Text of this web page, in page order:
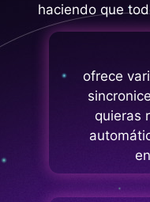
haciendo que
ofrece
quieras